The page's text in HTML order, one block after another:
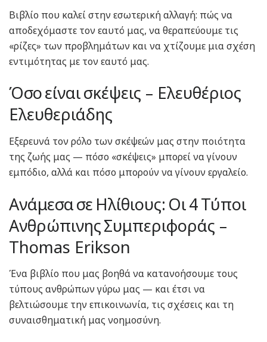
Βιβλίο που καλεί στην εσωτερική αλλαγή: πώς να
αποδεχόμαστε τον εαυτό μας, να θεραπεύουμε τις
«ρίζες» των προβλημάτων και να χτίζουμε μια σχέση
εντιμότητας με τον εαυτό μας.
Όσο είναι σκέψεις – Ελευθέριος
Ελευθεριάδης
Εξερευνά τον ρόλο των σκέψεών μας στην ποιότητα
της ζωής μας — πόσο «σκέψεις» μπορεί να γίνουν
εμπόδιο, αλλά και πόσο μπορούν να γίνουν εργαλείο.
Ανάμεσα σε Ηλίθιους: Οι 4 Τύποι
Ανθρώπινης Συμπεριφοράς –
Thomas Erikson
Ένα βιβλίο που μας βοηθά να κατανοήσουμε τους
τύπους ανθρώπων γύρω μας — και έτσι να
βελτιώσουμε την επικοινωνία, τις σχέσεις και τη
συναισθηματική μας νοημοσύνη.